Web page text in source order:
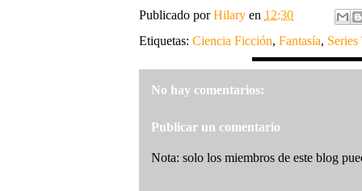
Publicado porHilary en 12:30
Etiquetas: Ciencia Ficción, Fantasía,
No hay comentarios:
Publicar un comentario
Nota: solo los miembros de este blog